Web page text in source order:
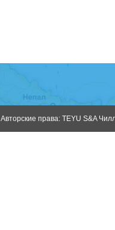
Авторские права: TEYU S&A